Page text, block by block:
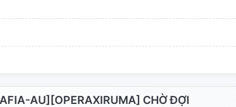
AU][OPERAXIRUMA] CHỜ ĐỢI